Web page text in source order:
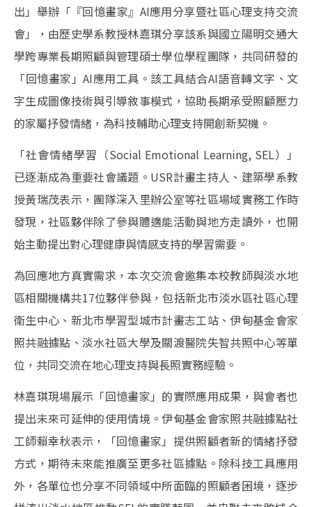
出」舉辦「『回憶畫家』AI應用分享暨社區心理支持交流
會」，由歷史學系教授林嘉琪分享該系與國立陽明交通大
學跨專業長期照顧與管理碩士學位學程團隊，共同研發的
「回憶畫家」AI應用工具。該工具結合AI語音轉文字、文
字生成圖像技術與引導敘事模式，協助長期承受照顧壓力
的家屬抒發情緒，為科技輔助心理支持開創新契機。
「社會情緒學習（Social Emotional Learning, SEL）」
已逐漸成為重要社會議題。USR計畫主持人、建築學系教
授黃瑞茂表示，團隊深入里辦公室等社區場域實務工作時
發現，社區夥伴除了參與體適能活動與地方走讀外，也開
始主動提出對心理健康與情感支持的學習需要。
為回應地方真實需求，本次交流會邀集本校教師與淡水地
區相關機構共17位夥伴參與，包括新北市淡水區社區心理
衛生中心、新北市學習型城市計畫志工站、伊甸基金會家
照共融據點、淡水社區大學及關渡醫院失智共照中心等單
位，共同交流在地心理支持與長照實務經驗。
林嘉琪現場展示「回憶畫家」的實際應用成果，與會者也
提出未來可延伸的使用情境。伊甸基金會家照共融據點社
工師賴幸秋表示，「回憶畫家」提供照顧者新的情緒抒發
方式，期待未來能推廣至更多社區據點。除科技工具應用
外，各單位也分享不同領域中所面臨的照顧者困境，逐步